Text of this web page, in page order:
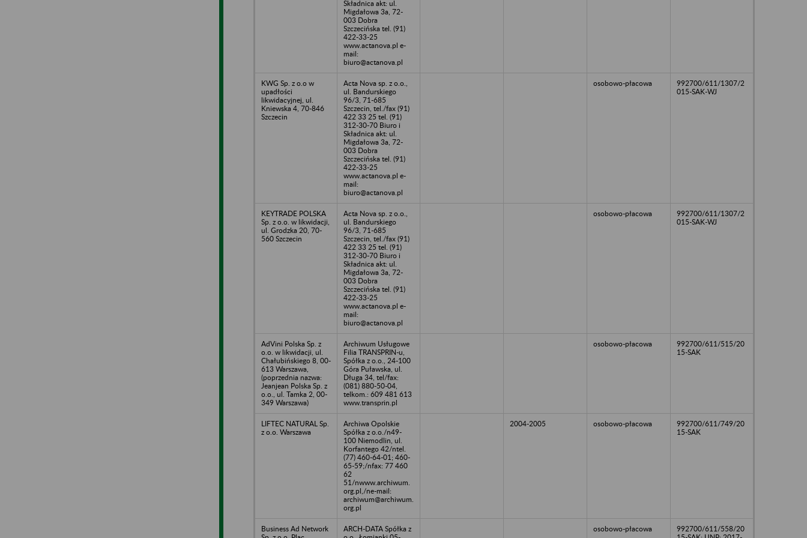
Składnica akt: ul.
Migdałowa 3a, 72-
003 Dobra
Szczecińska tel. (91)
422-33-25
www.actanova.pl e-
mail:
biuro@actanova.pl
KWG Sp. z o.o w
upadłości
likwidacyjnej, ul.
Kniewska 4, 70-846
Szczecin
Acta Nova sp. z o.o.,
ul. Bandurskiego
96/3, 71-685
Szczecin, tel./fax (91)
422 33 25 tel. (91)
312-30-70 Biuro i
Składnica akt: ul.
Migdałowa 3a, 72-
003 Dobra
Szczecińska tel. (91)
422-33-25
www.actanova.pl e-
mail:
biuro@actanova.pl
osobowo-płacowa
992700/611/1307/2
015-SAK-WJ
KEYTRADE POLSKA
Sp. z o.o. w likwidacji,
ul. Grodzka 20, 70-
560 Szczecin
Acta Nova sp. z o.o.,
ul. Bandurskiego
96/3, 71-685
Szczecin, tel./fax (91)
422 33 25 tel. (91)
312-30-70 Biuro i
Składnica akt: ul.
Migdałowa 3a, 72-
003 Dobra
Szczecińska tel. (91)
422-33-25
www.actanova.pl e-
mail:
biuro@actanova.pl
osobowo-płacowa
992700/611/1307/2
015-SAK-WJ
AdVini Polska Sp. z
o.o. w likwidacji, ul.
Chałubińskiego 8, 00-
613 Warszawa,
(poprzednia nazwa:
Jeanjean Polska Sp. z
o.o., ul. Tamka 2, 00-
349 Warszawa)
Archiwum Usługowe
Filia TRANSPRIN-u,
Spółka z o.o., 24-100
Góra Puławska, ul.
Długa 34, tel/fax:
(081) 880-50-04,
telkom.: 609 481 613
www.transprin.pl
osobowo-płacowa
992700/611/515/20
15-SAK
LIFTEC NATURAL Sp.
z o.o. Warszawa
Archiwa Opolskie
Spółka z o.o./n49-
100 Niemodlin, ul.
Korfantego 42/ntel.
(77) 460-64-01; 460-
65-59;/nfax: 77 460
62
51/nwww.archiwum.
org.pl,/ne-mail:
archiwum@archiwum.
org.pl
2004-2005 osobowo-płacowa
992700/611/749/20
15-SAK
Business Ad Network
ARCH-DATA Spółka z
osobowo-płacowa
992700/611/558/20